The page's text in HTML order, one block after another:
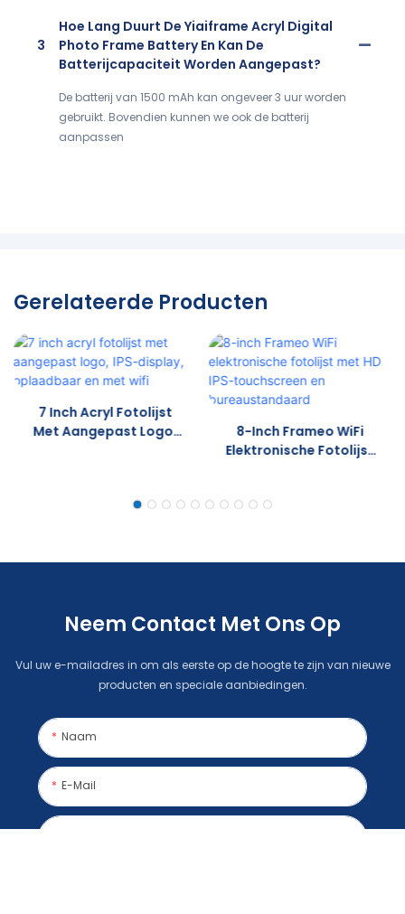
3
Hoe Lang Duurt De Yiaiframe Acryl Digital
Photo Frame Battery En Kan De
Batterijcapaciteit Worden Aangepast?
De batterij van 1500 mAh kan ongeveer 3 uur worden
gebruikt. Bovendien kunnen we ook de batterij
aanpassen
Gerelateerde Producten
7 Inch Acryl Fotolijst
Met Aangepast Logo,
8-Inch Frameo WiFi
Elektronische Fotolijst
Bureaustandaard
Neem Contact Met Ons Op
Vul uw e-mailadres in om als eerste op de hoogte te zijn van nieuwe
producten en speciale aanbiedingen.
Naam
E-Mail